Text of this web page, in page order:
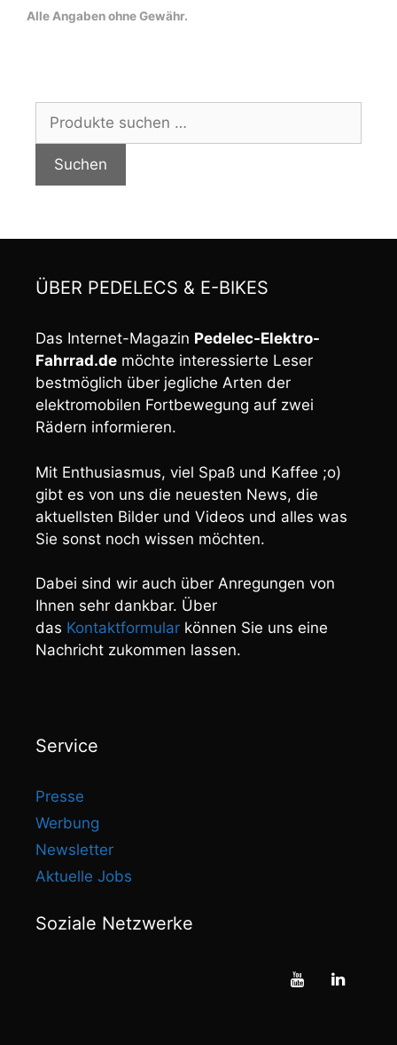
Alle Angaben ohne Gewähr.
Suchen
Suchen
ÜBER PEDELECS & E-BIKES
Das Internet-Magazin Pedelec-Elektro-
Fahrrad.de möchte interessierte Leser
bestmöglich über jegliche Arten der
elektromobilen Fortbewegung auf zwei
Rädern informieren.
Mit Enthusiasmus, viel Spaß und Kaffee ;o)
gibt es von uns die neuesten News, die
aktuellsten Bilder und Videos und alles was
Sie sonst noch wissen möchten.
Dabei sind wir auch über Anregungen von
Ihnen sehr dankbar. Über
das Kontaktformular können Sie uns eine
Nachricht zukommen lassen.
Service
Presse
Werbung
Newsletter
Aktuelle Jobs
Soziale Netzwerke